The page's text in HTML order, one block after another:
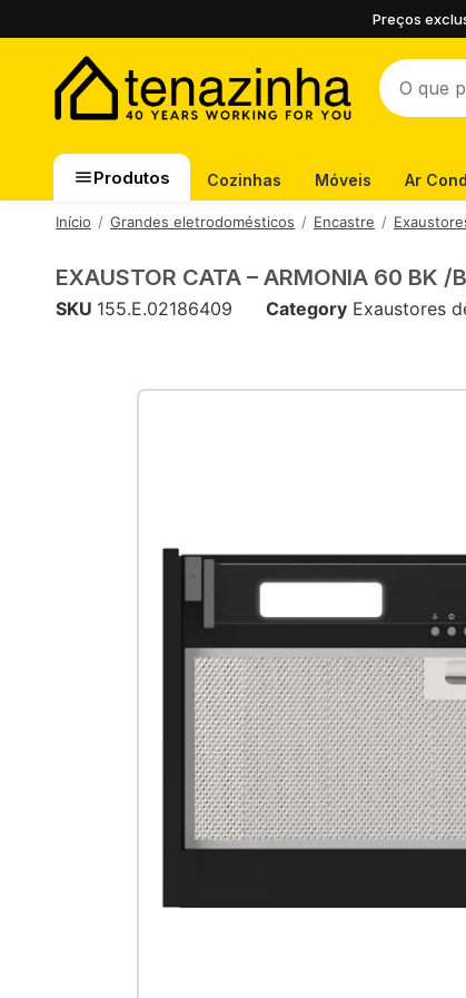
Preços
Produtos Cozinhas Móveis Ar
Início Grandes eletrodomésticos Encastre
EXAUSTOR CATA – ARMONIA 60 BK /B
SKU 155.E.02186409 Category Exaustores